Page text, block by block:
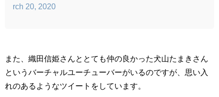
rch 20, 2020
また、織田信姫さんととても仲の良かった犬山たまきさん
というバーチャルユーチューバーがいるのですが、思い入
れのあるようなツイートをしています。